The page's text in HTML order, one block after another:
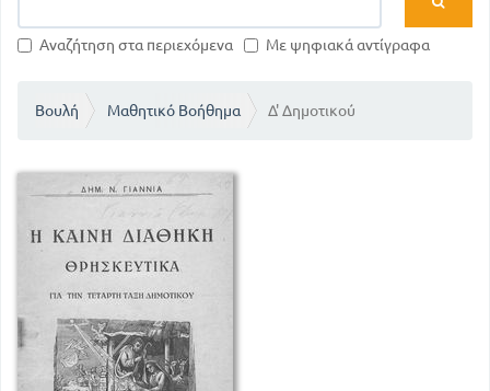
Αναζήτηση στα περιεχόμενα Με ψηφιακά αντίγραφα
Βουλή Μαθητικό Βοήθημα Δ' Δημοτικού